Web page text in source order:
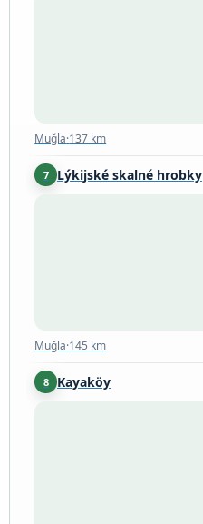
Muğla·137 km
7 Lýkijské skalné hrobky
Muğla·145 km
8 Kayaköy